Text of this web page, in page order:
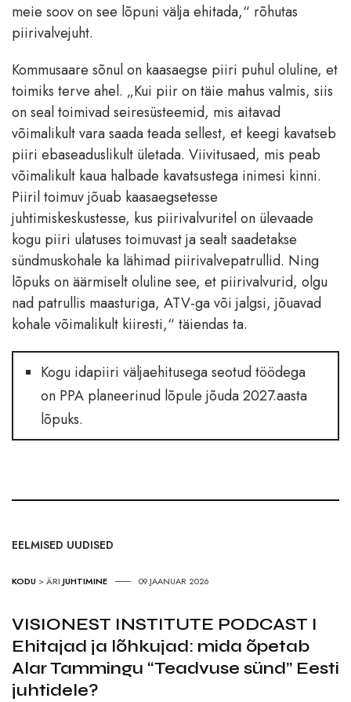
meie soov on see lõpuni välja ehitada,“ rõhutas
piirivalvejuht.
Kommusaare sõnul on kaasaegse piiri puhul oluline, et
toimiks terve ahel. „Kui piir on täie mahus valmis, siis
on seal toimivad seiresüsteemid, mis aitavad
võimalikult vara saada teada sellest, et keegi kavatseb
piiri ebaseaduslikult ületada. Viivitusaed, mis peab
võimalikult kaua halbade kavatsustega inimesi kinni.
Piiril toimuv jõuab kaasaegsetesse
juhtimiskeskustesse, kus piirivalvuritel on ülevaade
kogu piiri ulatuses toimuvast ja sealt saadetakse
sündmuskohale ka lähimad piirivalvepatrullid. Ning
lõpuks on äärmiselt oluline see, et piirivalvurid, olgu
nad patrullis maasturiga, ATV-ga või jalgsi, jõuavad
kohale võimalikult kiiresti,“ täiendas ta.
Kogu idapiiri väljaehitusega seotud töödega
on PPA planeerinud lõpule jõuda 2027.aasta
lõpuks.
EELMISED UUDISED
KODU >ÄRI JUHTIMINE 09.JAANUAR 2026
VISIONEST INSTITUTE PODCAST I
Ehitajad ja lõhkujad: mida õpetab
Alar Tammingu “Teadvuse sünd” Eesti
juhtidele?